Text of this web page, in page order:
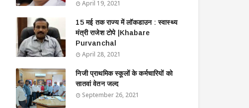
April 19, 2021
15 मई तक राज्य में लॉकडाउन : स्वास्थ्य
मंत्री राजेश टोपे |Khabare
Purvanchal
April 28, 2021
निजी प्राथमिक स्कूलों के कर्मचारियों को
सातवां वेतन जल्द
September 26, 2021